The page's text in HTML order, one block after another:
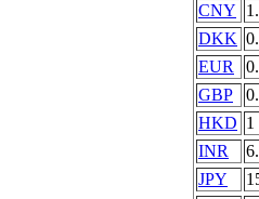
CNY
DKK
EUR
GBP
HKD 1
INR
JPY